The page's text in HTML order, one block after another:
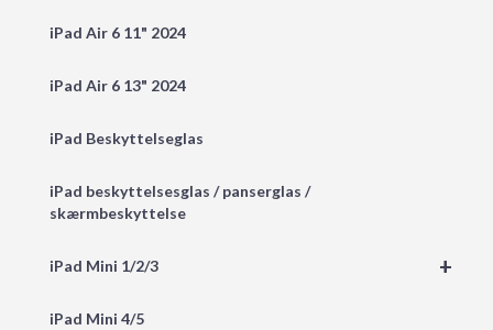
iPad Air 6 11" 2024
iPad Air 6 13" 2024
iPad Beskyttelseglas
iPad beskyttelsesglas / panserglas /
skærmbeskyttelse
+
iPad Mini 1/2/3
iPad Mini 4/5